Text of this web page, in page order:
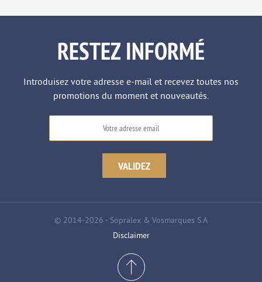
RESTEZ INFORMÉ
Introduisez votre adresse e-mail et recevez toutes nos
promotions du moment et nouveautés.
© 2014-2026 - Sopralex & Vosmarques S.A
Disclaimer